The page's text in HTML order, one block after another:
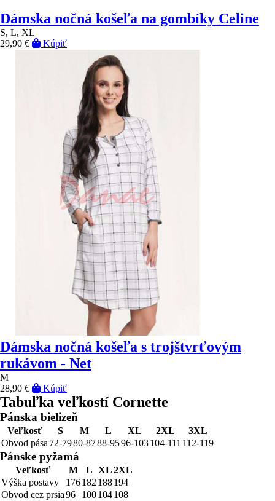
Dámska nočná košeľa na gombíky Celine
S, L, XL
29,90 €
Kúpiť
Dámska nočná košeľa s trojštvrťovým
rukávom - Net
M
28,90 €
Kúpiť
Tabuľka veľkostí Cornette
Pánska bielizeň
Veľkosť S M L XL 2XL
3XL
Obvod pása 72-7980-8788-9596-103104-111 112-119
Pánske pyžamá
Veľkosť M L XL2XL
Výška postavy
176182 188194
Obvod cez prsia96 100104108